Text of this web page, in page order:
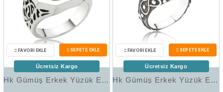
Hk Gümüş Erkek Yüzük Edeb Ya Hu |Gümüş Takı Hediyelik Ürünler
Ücretsiz Kargo
Hk Gümüş Erkek Yüzük Edeb Ya Hu Yazılı |Gümüş Takı Hediyelik Ürünler
Ücretsiz Kargo